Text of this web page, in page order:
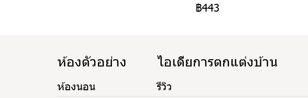
฿443
ห้องตัวอย่าง
ห้องนอน
ไอเดียการตกแต่งบ้าน
รีวิว